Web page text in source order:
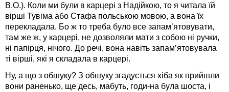
В.О.). Коли ми були в карцері з Надійкою, то я читала їй
вірші Тувіма або Стафа польською мовою, а вона їх
перекладала. Бо ж то треба було все запам’ятовувати,
там же ж, у карцері, не дозволяли мати з собою ні ручки,
ні папірця, нічого. До речі, вона навіть запам’ятовувала
ті вірші, які я складала в карцері.
Ну, а що з обшуку? З обшуку згадується хіба як прийшли
вони раненько, ще десь, мабуть, годи-на була шоста, і